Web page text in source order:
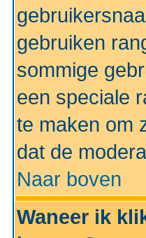
gebruiken
sommige
een speciale
te maken om
dat de
Naar boven
Waneer ik